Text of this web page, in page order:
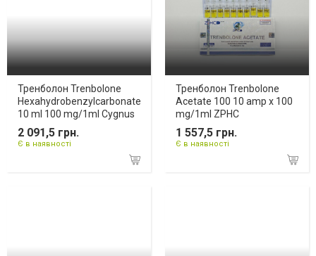
Тренболон Trenbolone
Hexahydrobenzylcarbonate
10 ml 100 mg/1ml Cygnus
2 091,5 грн.
Є в наявності
Тренболон Trenbolone
Acetate 100 10 amp x 100
mg/1ml ZPHC
1 557,5 грн.
Є в наявності